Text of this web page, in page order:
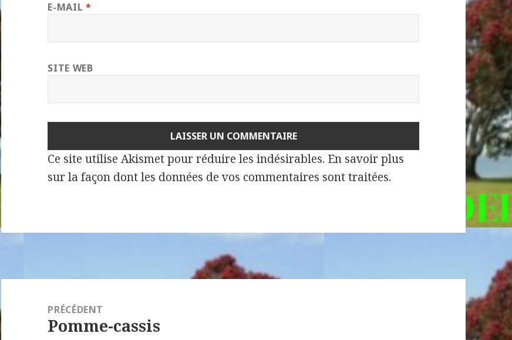
E-MAIL *
SITE WEB
Ce site utilise Akismet pour réduire les indésirables. En savoir plus
sur la façon dont les données de vos commentaires sont traitées.
de
l’article
PRÉCÉDENT
Article
Pomme-cassis